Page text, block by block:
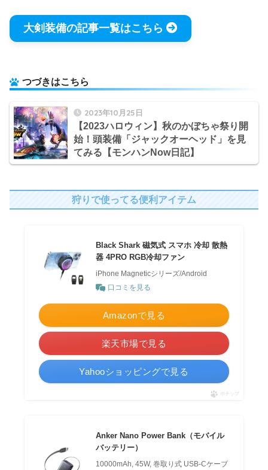
大剣装備の記事一覧はこちら
つづきはこちら
2023年10月25日
【2023ハロウィン】秋のかぼちゃ祭り開
始！頭装備「ジャックオーヘッド」を見
てみる【モンハンNow日記】
狩りで使ってる便利アイテム
Black Shark 磁気式 スマホ 冷却 散熱
器 4PRO RGB冷却ファン
iPhone Magneticシリーズ/Android
口コミを見る
Amazonで見る
楽天市場で見る
Yahooショッピングで見る
ポチップ
Anker Nano Power Bank（モバイル
バッテリー）
10000mAh, 45W, 巻取り式 USB-Cケーブ